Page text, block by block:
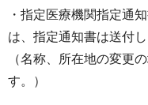
・指定医療機関指定通
は、指定通知書は送付
（名称、所在地の変更
す。）